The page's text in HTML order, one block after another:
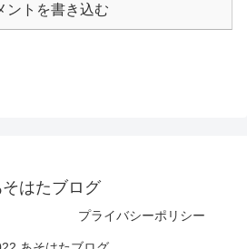
ントを書き込む
そはたブログ
プライバシーポリシー